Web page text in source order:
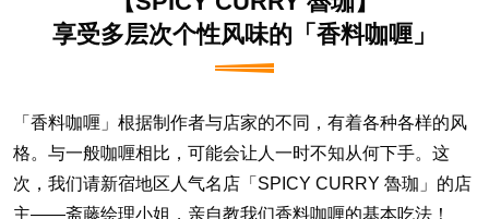
享受多层次个性风味的「香料咖喱」
「香料咖喱」根据制作者与店家的不同，有着各种各样的风
格。与一般咖喱相比，可能会让人一时不知从何下手。这
次，我们请新宿地区人气名店「SPICY CURRY 魯珈」的店
主——斋藤绘理小姐，亲自教我们香料咖喱的基本吃法！